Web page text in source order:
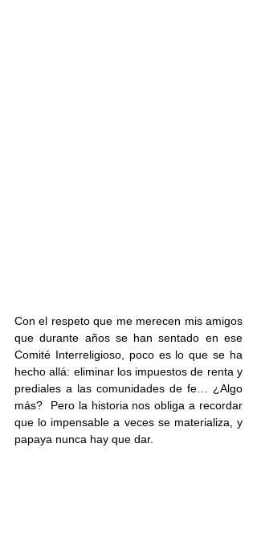
Con el respeto que me merecen mis amigos
que durante años se han sentado en ese
Comité Interreligioso, poco es lo que se ha
hecho allá: eliminar los impuestos de renta y
prediales a las comunidades de fe… ¿Algo
más?  Pero la historia nos obliga a recordar
que lo impensable a veces se materializa, y
papaya nunca hay que dar.